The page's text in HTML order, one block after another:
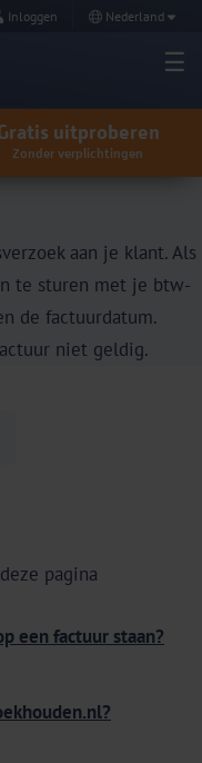
Inloggen Nederland
uitproberen
Zonder verplichtingen
aan je klant. Als
te sturen met je btw-
de factuurdatum.
niet geldig.
pagina
een factuur staan?